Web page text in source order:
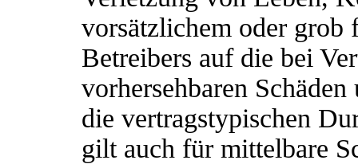
vorsätzlichem oder grob
Betreibers auf die bei
vorhersehbaren
die vertragstypischen
gilt auch für mittelbare